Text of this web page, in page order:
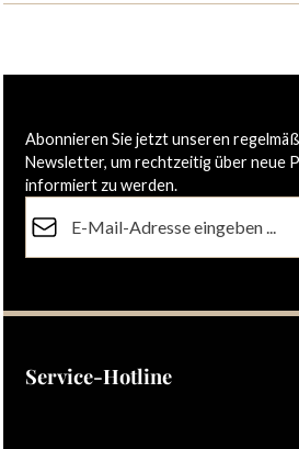
Abonnieren Sie jetzt unseren
Newsletter, um rechtzeitig über neue
informiert zu werden.
Ich habe die
Service-Hotline